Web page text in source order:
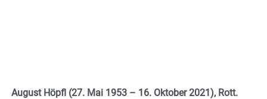
August Höpfl (27. Mai 1953 – 16. Oktober 2021), Rott.